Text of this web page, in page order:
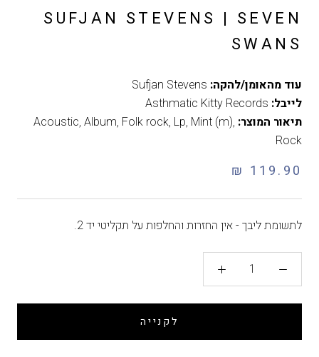
SUFJAN STEVENS | SEVEN
SWANS
עוד מהאומן/להקה: Sufjan Stevens
לייבל: Asthmatic Kitty Records
תיאור המוצר:
Acoustic, Album, Folk rock, Lp, Mint (m),
Rock
119.90 ₪
לתשומת ליבך - אין החזרות והחלפות על תקליטי יד 2.
לקנייה